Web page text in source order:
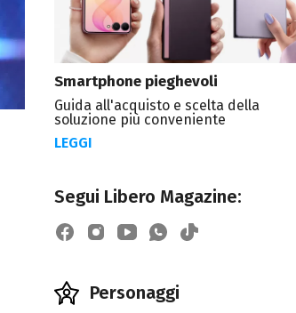
Smartphone pieghevoli
Guida all'acquisto e scelta della
soluzione più conveniente
LEGGI
Segui Libero Magazine:
Personaggi